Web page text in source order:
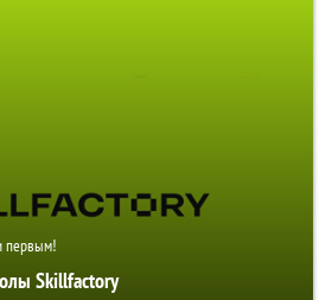
первым!
Skillfactory